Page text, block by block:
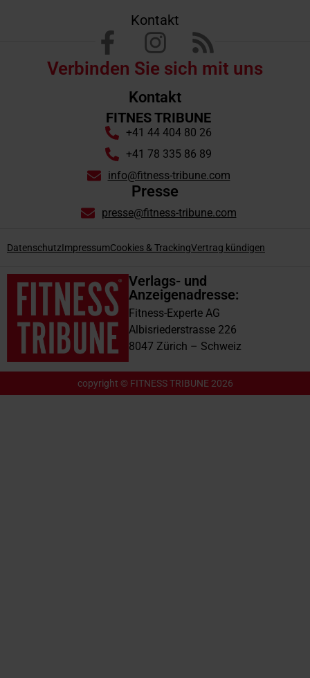
Verlags- und
Anzeigenadresse:
Fitness-Experte AG
Albisriederstrasse 226
8047 Zürich – Schweiz
Kontakt
Kontakt
FITNES TRIBUNE
+41 44 404 80 26
+41 78 335 86 89
info@fitness-tribune.com
Presse
presse@fitness-tribune.com
Verbinden Sie sich mit uns
DatenschutzImpressumCookies & TrackingVertrag kündigen
copyright © FITNESS TRIBUNE 2026